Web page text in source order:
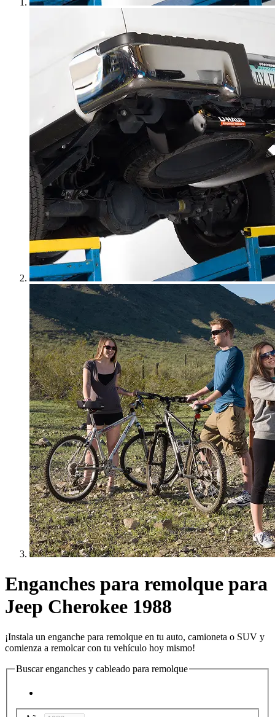
Enganches para remolque para
Jeep Cherokee 1988
¡Instala un enganche para remolque en tu auto, camioneta o SUV y
comienza a remolcar con tu vehículo hoy mismo!
Buscar enganches y cableado para remolque